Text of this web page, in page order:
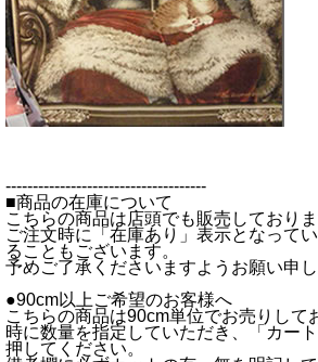
-------------------------------------
■商品の在庫について
こちらの商品は店頭でも販売しておりま
ご注文時に「在庫あり」表示となって
ることもございます。
予めご了承くださいますようお願い申し
●90cm以上ご希望のお客様へ
こちらの商品は90cm単位でお売りして
時に数量を指定していただき、「カー
押してください。